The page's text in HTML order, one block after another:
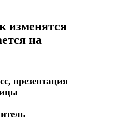
изменятся
на
презентация